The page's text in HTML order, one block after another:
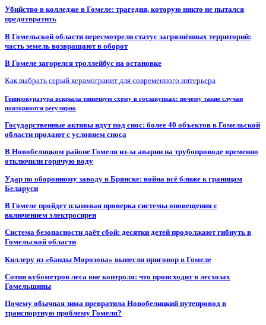
Убийство в колледже в Гомеле: трагедия, которую никто не пытался
предотвратить
В Гомельской области пересмотрели статус загрязнённых территорий:
часть земель возвращают в оборот
В Гомеле загорелся троллейбус на остановке
Как выбрать серый керамогранит для современного интерьера
Генпрокуратура вскрыла типичную схему в госзакупках: почему такие случаи
повторяются регулярно
Государственные активы идут под снос: более 40 объектов в Гомельской
области продают с условием сноса
В Новобелицком районе Гомеля из-за аварии на трубопроводе временно
отключили горячую воду
Удар по оборонному заводу в Брянске: война всё ближе к границам
Беларуси
В Гомеле пройдет плановая проверка системы оповещения с
включением электросирен
Система безопасности даёт сбой: десятки детей продолжают гибнуть в
Гомельской области
Киллеру из «банды Морозова» вынесли приговор в Гомеле
Сотни кубометров леса вне контроля: что происходит в лесхозах
Гомельщины
Почему обычная зима превратила Новобелицкий путепровод в
транспортную проблему Гомеля?